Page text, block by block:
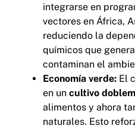
integrarse en
vectores en África,
reduciendo la
químicos que
contaminan el
Economía verde: El
en un cultivo
alimentos y ahora
naturales. Esto